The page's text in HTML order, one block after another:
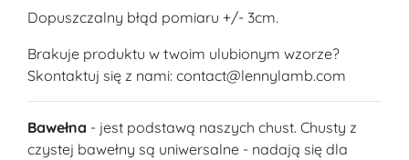
Dopuszczalny błąd pomiaru +/- 3cm.
Brakuje produktu w twoim ulubionym wzorze?
Skontaktuj się z nami: contact@lennylamb.com
Bawełna - jest podstawą naszych chust. Chusty z
czystej bawełny są uniwersalne - nadają się dla